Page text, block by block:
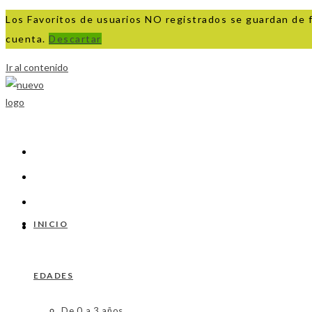
Los Favoritos de usuarios NO registrados se guardan
cuenta. Descartar
Ir al contenido
INICIO
EDADES